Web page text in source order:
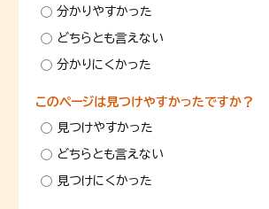
分かりやすかった
どちらとも言えない
分かりにくかった
このページは見つけやすかったですか？
見つけやすかった
どちらとも言えない
見つけにくかった